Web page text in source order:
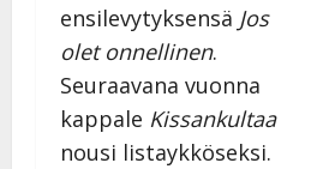
ensilevytyksensä Jos
olet onnellinen.
Seuraavana vuonna
kappale Kissankultaa
nousi listaykköseksi.